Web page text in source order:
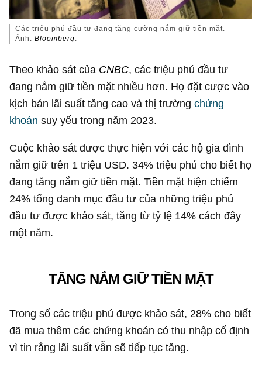
Các triệu phú đầu tư đang tăng cường nắm giữ tiền mặt.
Ảnh:Bloomberg.
Theo khảo sát của CNBC, các triệu phú đầu tư
đang nắm giữ tiền mặt nhiều hơn. Họ đặt cược vào
kịch bản lãi suất tăng cao và thị trườngchứng
khoán suy yếu trong năm 2023.
Cuộc khảo sát được thực hiện với các hộ gia đình
nắm giữ trên 1 triệu USD. 34% triệu phú cho biết họ
đang tăng nắm giữ tiền mặt. Tiền mặt hiện chiếm
24% tổng danh mục đầu tư của những triệu phú
đầu tư được khảo sát, tăng từ tỷ lệ 14% cách đây
một năm.
TĂNG NẮM GIỮ TIỀN MẶT
Trong số các triệu phú được khảo sát, 28% cho biết
đã mua thêm các chứng khoán có thu nhập cố định
vì tin rằng lãi suất vẫn sẽ tiếp tục tăng.